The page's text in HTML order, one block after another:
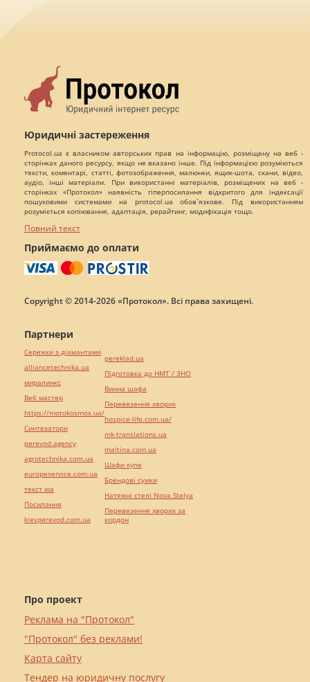
Юридичні застереження
Protocol.ua є власником авторських прав на інформацію, розміщену на веб -
сторінках даного ресурсу, якщо не вказано інше. Під інформацією розуміються
тексти, коментарі, статті, фотозображення, малюнки, ящик-шота, скани, відео,
аудіо, інші матеріали. При використанні матеріалів, розміщених на веб -
сторінках «Протокол» наявність гіперпосилання відкритого для індексації
пошуковими системами на protocol.ua обов`язкове. Під використанням
розуміється копіювання, адаптація, рерайтинг, модифікація тощо.
Повний текст
Приймаємо до оплати
Copyright © 2014-2026 «Протокол». Всі права захищені.
Про проект
Реклама на "Протокол"
"Протокол" без реклами!
Карта сайту
Тендер на юридичну послугу
Партнери
Сережки з діамантами
alliancetechnika.ua
миралинкс
Веб мастер
https://motokosmos.ua/
Синтезатори
perevod.agency
agrotechnika.com.ua
europeservice.com.ua
текст юа
Посилання
kievperevod.com.ua
pereklad.ua
Підготовка до НМТ / ЗНО
Винна шафа
Перевезення хворих
hospice-life.com.ua/
mk-translations.ua
maltina.com.ua
Шафи купе
Брендові сумки
Натяжні стелі Nova Stelya
Перевезення хворих за
кордон